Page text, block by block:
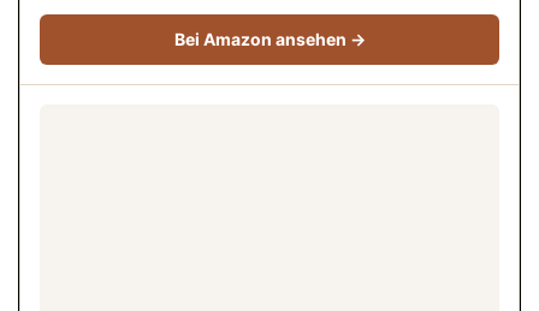
Bei Amazon ansehen →